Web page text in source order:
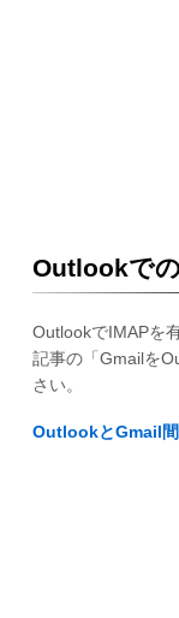
Outlookで
OutlookでIMAPを
記事の「Gmailを
さい。
OutlookとGmail間